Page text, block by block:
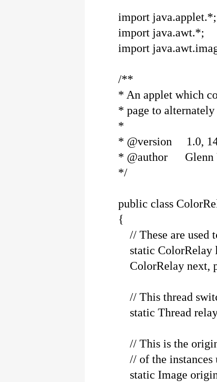
import java.applet.*;
import java.awt.*;
import
/**
* An applet which
* page to
*
* @version 1.0,
* @author Glenn
*/
public class
{
// These are used
static ColorRelay
ColorRelay next,
// This thread
static Thread
// This is the
// of the instances
static Image